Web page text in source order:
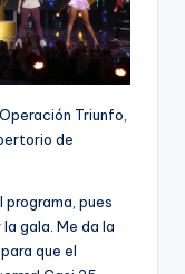
Triunfo,
de
pues
gala. Me da la
que el